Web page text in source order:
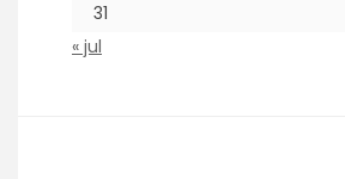
31
« jul